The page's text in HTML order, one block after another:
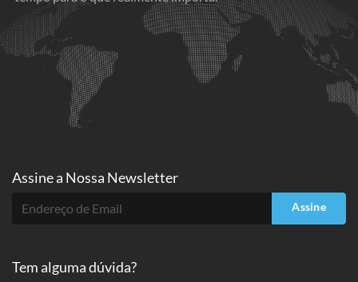
Assine a Nossa Newsletter
Assine
Tem alguma dúvida?